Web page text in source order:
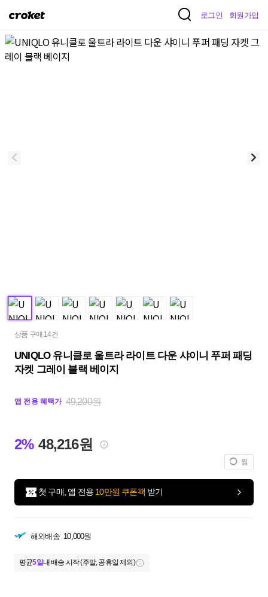
크
켓
로그인 회원가입
상품 구매 14건
UNIQLO 유니클로 울트라 라이트 다운 샤이니 푸퍼 패딩
자켓 그레이 블랙 베이지
앱 전용 혜택가 49,200원
2% 48,216원
찜
첫 구매, 앱 전용 10만원 쿠폰팩 받기
해외배송 10,000원
평균5일내 배송 시작 (주말, 공휴일 제외)